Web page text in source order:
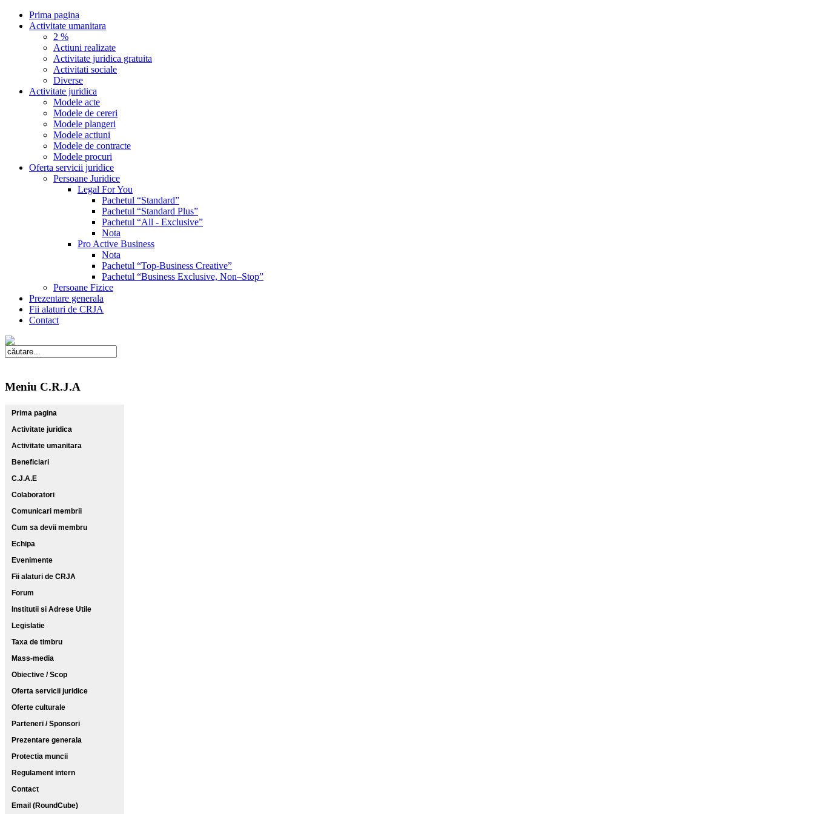
Prima pagina
Activitate umanitara
2 %
Actiuni realizate
Activitate juridica gratuita
Activitati sociale
Diverse
Activitate juridica
Modele acte
Modele de cereri
Modele plangeri
Modele actiuni
Modele de contracte
Modele procuri
Oferta servicii juridice
Persoane Juridice
Legal For You
Pachetul “Standard”
Pachetul “Standard Plus”
Pachetul “All - Exclusive”
Nota
Pro Active Business
Nota
Pachetul “Top-Business Creative”
Pachetul “Business Exclusive, Non–Stop”
Persoane Fizice
Prezentare generala
Fii alaturi de CRJA
Contact
Meniu C.R.J.A
Prima pagina
Activitate juridica
Activitate umanitara
Beneficiari
C.J.A.E
Colaboratori
Comunicari membrii
Cum sa devii membru
Echipa
Evenimente
Fii alaturi de CRJA
Forum
Institutii si Adrese Utile
Legislatie
Taxa de timbru
Mass-media
Obiective / Scop
Oferta servicii juridice
Oferte culturale
Parteneri / Sponsori
Prezentare generala
Protectia muncii
Regulament intern
Contact
Email (RoundCube)